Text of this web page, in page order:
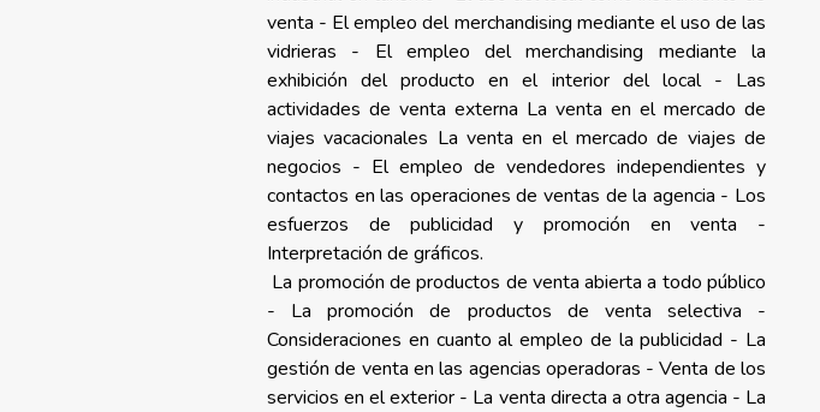
venta - El empleo del merchandising mediante el uso de las
vidrieras - El empleo del merchandising mediante la
exhibición del producto en el interior del local - Las
actividades de venta externa La venta en el mercado de
viajes vacacionales La venta en el mercado de viajes de
negocios - El empleo de vendedores independientes y
contactos en las operaciones de ventas de la agencia - Los
esfuerzos de publicidad y promoción en venta -
Interpretación de gráficos.
La promoción de productos de venta abierta a todo público
- La promoción de productos de venta selectiva -
Consideraciones en cuanto al empleo de la publicidad - La
gestión de venta en las agencias operadoras - Venta de los
servicios en el exterior - La venta directa a otra agencia - La